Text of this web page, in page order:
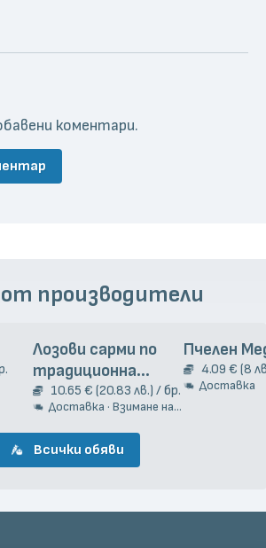
коментари.
производители
Лозови сарми по
традиционна
гръцка рецепта
2кг.
10.65 € (20.83 лв.) / бр.
Доставка · Взимане на място
Пчелен
4.09 € (8
Доставка
Всички обяви